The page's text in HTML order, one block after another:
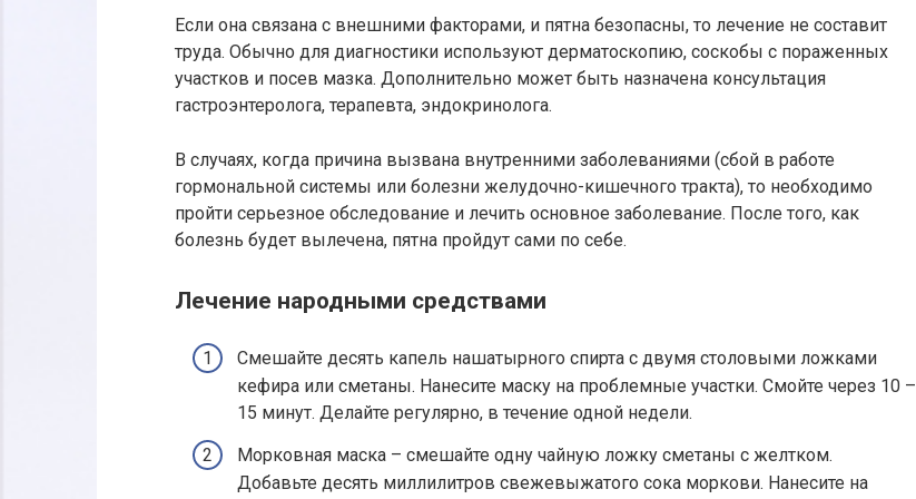
Если она связана с внешними факторами, и пятна безопасны, то лечение не составит
труда. Обычно для диагностики используют дерматоскопию, соскобы с пораженных
участков и посев мазка. Дополнительно может быть назначена консультация
гастроэнтеролога, терапевта, эндокринолога.
В случаях, когда причина вызвана внутренними заболеваниями (сбой в работе
гормональной системы или болезни желудочно-кишечного тракта), то необходимо
пройти серьезное обследование и лечить основное заболевание. После того, как
болезнь будет вылечена, пятна пройдут сами по себе.
Лечение народными средствами
Смешайте десять капель нашатырного спирта с двумя столовыми ложками
кефира или сметаны. Нанесите маску на проблемные участки. Смойте через 10 –
15 минут. Делайте регулярно, в течение одной недели.
Морковная маска – смешайте одну чайную ложку сметаны с желтком.
Добавьте десять миллилитров свежевыжатого сока моркови. Нанесите на